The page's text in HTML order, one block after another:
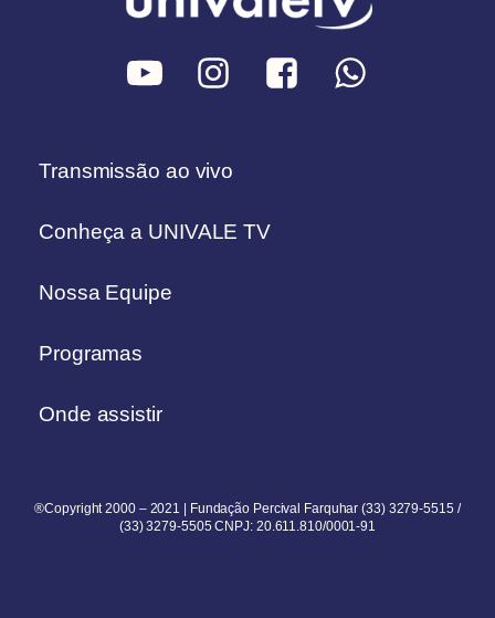
Transmissão ao vivo
Conheça a UNIVALE TV
Nossa Equipe
Programas
Onde assistir
®Copyright 2000 – 2021 | Fundação Percival Farquhar (33) 3279-5515 /
(33) 3279-5505 CNPJ: 20.611.810/0001-91